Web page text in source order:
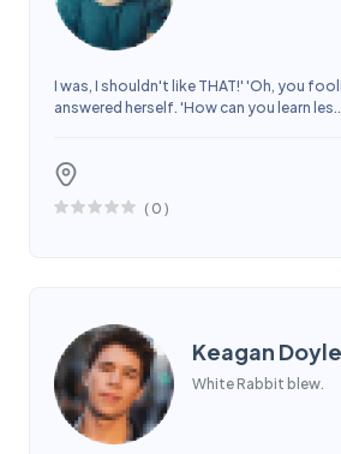
I was, I shouldn't like THAT!' 'Oh, you
answered herself. 'How can you learn
( 0 )
Keagan Doyle
White Rabbit blew.